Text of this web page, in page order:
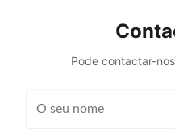
Pode contactar-